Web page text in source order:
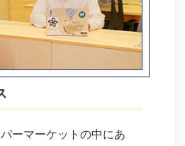
ーマーケットの中にあ